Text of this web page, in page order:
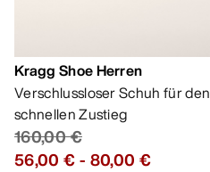
Kragg Shoe Herren
Verschlussloser Schuh für den
schnellen Zustieg
160,00 €
56,00 €- 80,00 €